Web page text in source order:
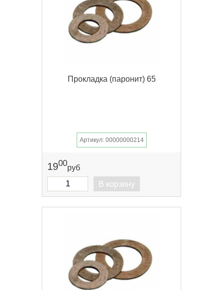
Прокладка (паронит) 65
Артикул: 00000000214
1900руб
В корзину